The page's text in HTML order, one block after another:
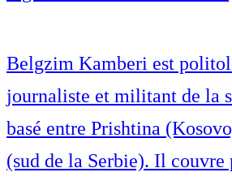
Belgzim Kamberi est
journaliste et militant de la
basé entre Prishtina
(sud de la Serbie). Il